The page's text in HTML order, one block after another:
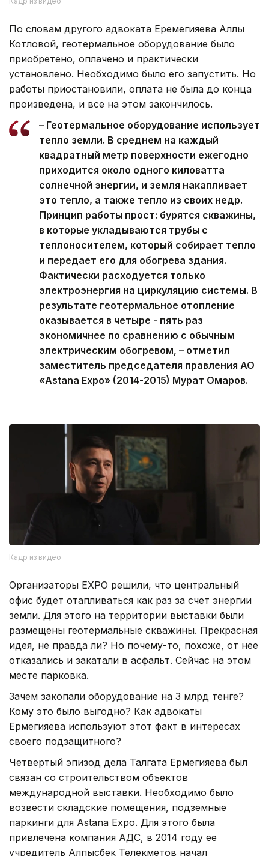
По словам другого адвоката Еремегияева Аллы
Котловой, геотермальное оборудование было
приобретено, оплачено и практически
установлено. Необходимо было его запустить. Но
работы приостановили, оплата не была до конца
произведена, и все на этом закончилось.
– Геотермальное оборудование использует
тепло земли. В среднем на каждый
квадратный метр поверхности ежегодно
приходится около одного киловатта
солнечной энергии, и земля накапливает
это тепло, а также тепло из своих недр.
Принцип работы прост: бурятся скважины,
в которые укладываются трубы с
теплоносителем, который собирает тепло
и передает его для обогрева здания.
Фактически расходуется только
электроэнергия на циркуляцию системы. В
результате геотермальное отопление
оказывается в четыре - пять раз
экономичнее по сравнению с обычным
электрическим обогревом, – отметил
заместитель председателя правления АО
«Astana Expo» (2014-2015) Мурат Омаров.
Кадр из видео
Организаторы EXPO решили, что центральный
офис будет отапливаться как раз за счет энергии
земли. Для этого на территории выставки были
размещены геотермальные скважины. Прекрасная
идея, не правда ли? Но почему-то, похоже, от нее
отказались и закатали в асфальт. Сейчас на этом
месте парковка.
Зачем закопали оборудование на 3 млрд тенге?
Кому это было выгодно? Как адвокаты
Ермегияева используют этот факт в интересах
своего подзащитного?
Четвертый эпизод дела Талгата Ермегияева был
связан со строительством объектов
международной выставки. Необходимо было
возвести складские помещения, подземные
паркинги для Аstana Expo. Для этого была
привлечена компания АДС, в 2014 году ее
учредитель Алпысбек Телекметов начал